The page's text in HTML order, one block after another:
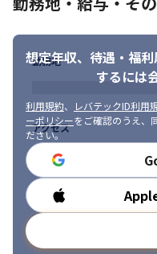
想定年収、待遇・福利
するには
利用規約、 レバテックID利用
ーポリシーをご確認のうえ、
ださい。
勤務地
アクセス
勤務時間